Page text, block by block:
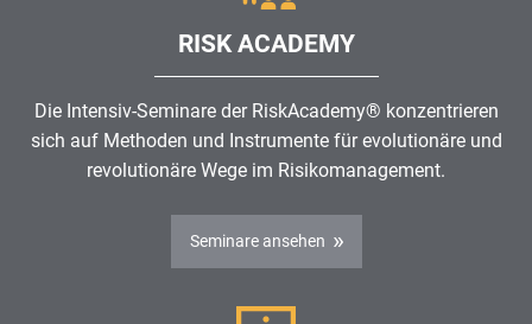
RISK ACADEMY
Die Intensiv-Seminare der RiskAcademy® konzentrieren
sich auf Methoden und Instrumente für evolutionäre und
revolutionäre Wege im Risikomanagement.
Seminare ansehen